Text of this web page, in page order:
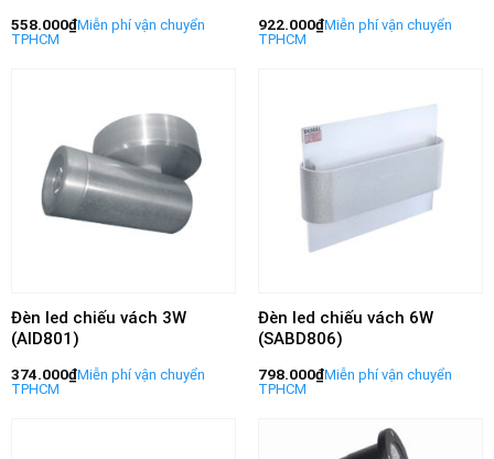
558.000₫ 922.000₫
Đèn led chiếu vách 3W
(AID801)
374.000₫
Đèn led chiếu vách 6W
(SABD806)
798.000₫